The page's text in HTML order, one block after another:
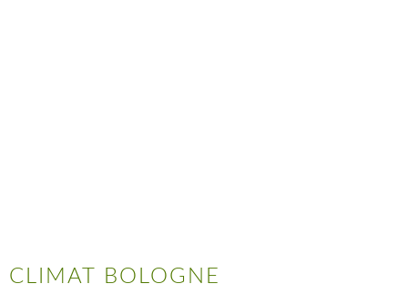
CLIMAT BOLOGNE